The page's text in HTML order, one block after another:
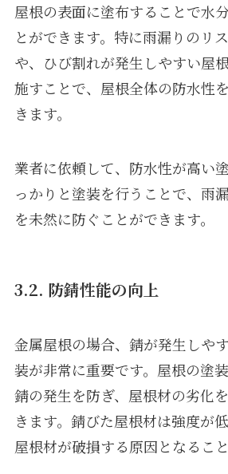
屋根の表面に塗布することで水
とができます。特に雨漏りのリ
や、ひび割れが発生しやすい屋
施すことで、屋根全体の防水性
きます。
業者に依頼して、防水性が高い
っかりと塗装を行うことで、雨
を未然に防ぐことができます。
3.2. 防錆性能の向上
金属屋根の場合、錆が発生しや
装が非常に重要です。屋根の塗装
錆の発生を防ぎ、屋根材の劣化
きます。錆びた屋根材は強度が
屋根材が破損する原因となること